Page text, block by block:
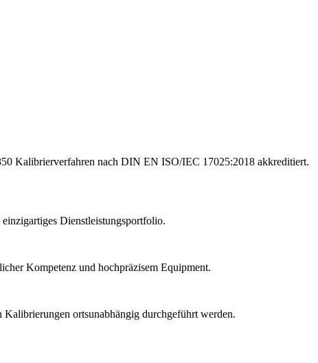
Kalibrierverfahren nach DIN EN ISO/IEC 17025:2018 akkreditiert.
Dienstleistungsportfolio.
Kompetenz und hochpräzisem Equipment.
ortsunabhängig durchgeführt werden.